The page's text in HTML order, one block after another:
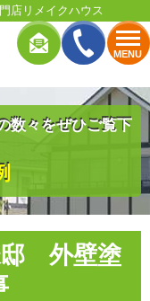
MENU
店リメイクハウス
数々をぜひご覧下
邸 外壁塗